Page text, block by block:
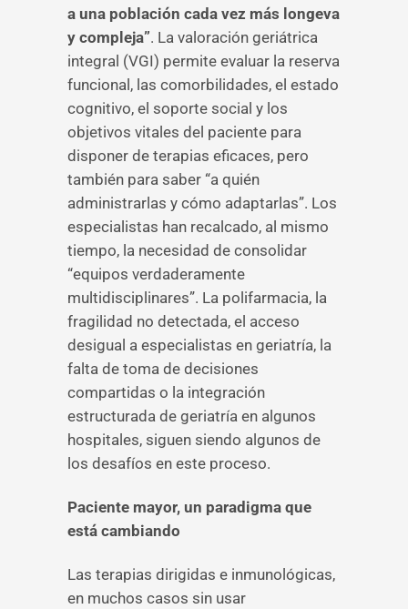
a una población cada vez más longeva
y compleja”. La valoración geriátrica
integral (VGI) permite evaluar la reserva
funcional, las comorbilidades, el estado
cognitivo, el soporte social y los
objetivos vitales del paciente para
disponer de terapias eficaces, pero
también para saber “a quién
administrarlas y cómo adaptarlas”. Los
especialistas han recalcado, al mismo
tiempo, la necesidad de consolidar
“equipos verdaderamente
multidisciplinares”. La polifarmacia, la
fragilidad no detectada, el acceso
desigual a especialistas en geriatría, la
falta de toma de decisiones
compartidas o la integración
estructurada de geriatría en algunos
hospitales, siguen siendo algunos de
los desafíos en este proceso.
Paciente mayor, un paradigma que
está cambiando
Las terapias dirigidas e inmunológicas,
en muchos casos sin usar